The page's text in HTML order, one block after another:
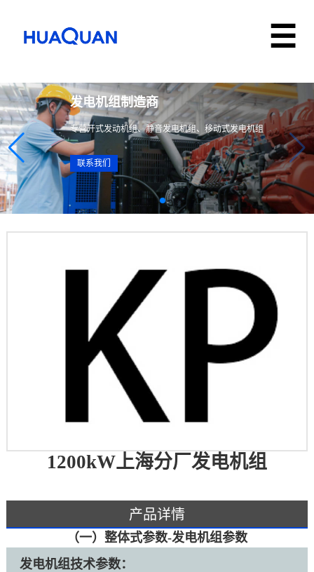
华全动力・智能电力解决方案提供商
1–3000kW 发电机组｜定制化生产｜现货速发｜全国联保
联系我们
1200kW上海分厂发电机组
产品详情
（一）整体式参数-发电机组参数
发电机组技术参数：